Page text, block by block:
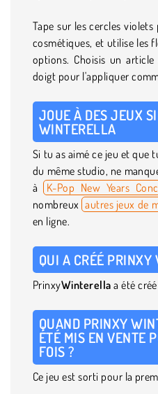
Tape sur les cercles
cosmétiques, et utilise les
options. Choisis un
doigt pour l'appliquer
JOUE À DES JEUX
WINTERELLA
Si tu as aimé ce jeu et que
du même studio, ne
à
K-Pop New Years
nombreux autres jeux de
en ligne.
QUI A CRÉÉ
PrinxyWinterella a été
QUAND PRINXY
ÉTÉ MIS EN VENTE
FOIS ?
Ce jeu est sorti pour la